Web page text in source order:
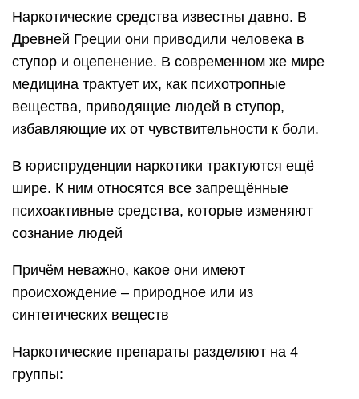
Наркотические средства известны давно. В
Древней Греции они приводили человека в
ступор и оцепенение. В современном же мире
медицина трактует их, как психотропные
вещества, приводящие людей в ступор,
избавляющие их от чувствительности к боли.
В юриспруденции наркотики трактуются ещё
шире. К ним относятся все запрещённые
психоактивные средства, которые изменяют
сознание людей
Причём неважно, какое они имеют
происхождение – природное или из
синтетических веществ
Наркотические препараты разделяют на 4
группы: